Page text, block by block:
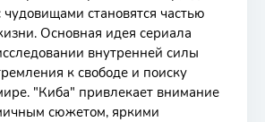
становятся частью
Основная идея сериала
внутренней силы
к свободе и поиску
"Киба" привлекает внимание
сюжетом, яркими